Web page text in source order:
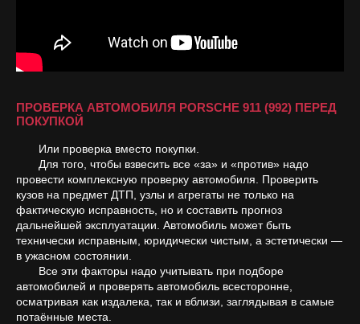
ПРОВЕРКА АВТОМОБИЛЯ PORSCHE 911 (992) ПЕРЕД
ПОКУПКОЙ
Или проверка вместо покупки.
Для того, чтобы взвесить все «за» и «против» надо
провести комплексную проверку автомобиля. Проверить
кузов на предмет ДТП, узлы и агрегаты не только на
фактическую исправность, но и составить прогноз
дальнейшей эксплуатации. Автомобиль может быть
технически исправным, юридически чистым, а эстетически —
в ужасном состоянии.
Все эти факторы надо учитывать при подборе
автомобилей и проверять автомобиль всесторонне,
осматривая как издалека, так и вблизи, заглядывая в самые
потаённые места.